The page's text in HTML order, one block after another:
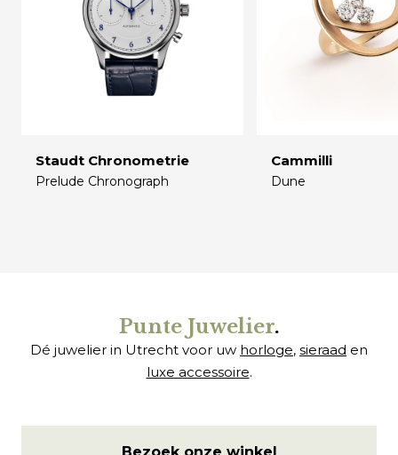
Staudt Chronometrie
Prelude Chronograph
Cammilli
Dune
Punte Juwelier.
Dé juwelier in Utrecht voor uw horloge, sieraad en
luxe accessoire.